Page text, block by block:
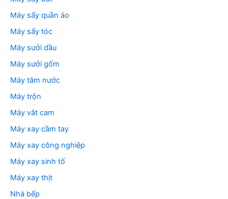
Máy sấy quần áo
Máy sấy tóc
Máy sưởi dầu
Máy sưởi gốm
Máy tăm nước
Máy trộn
Máy vắt cam
Máy xay cầm tay
Máy xay công nghiệp
Máy xay sinh tố
Máy xay thịt
Nhà bếp